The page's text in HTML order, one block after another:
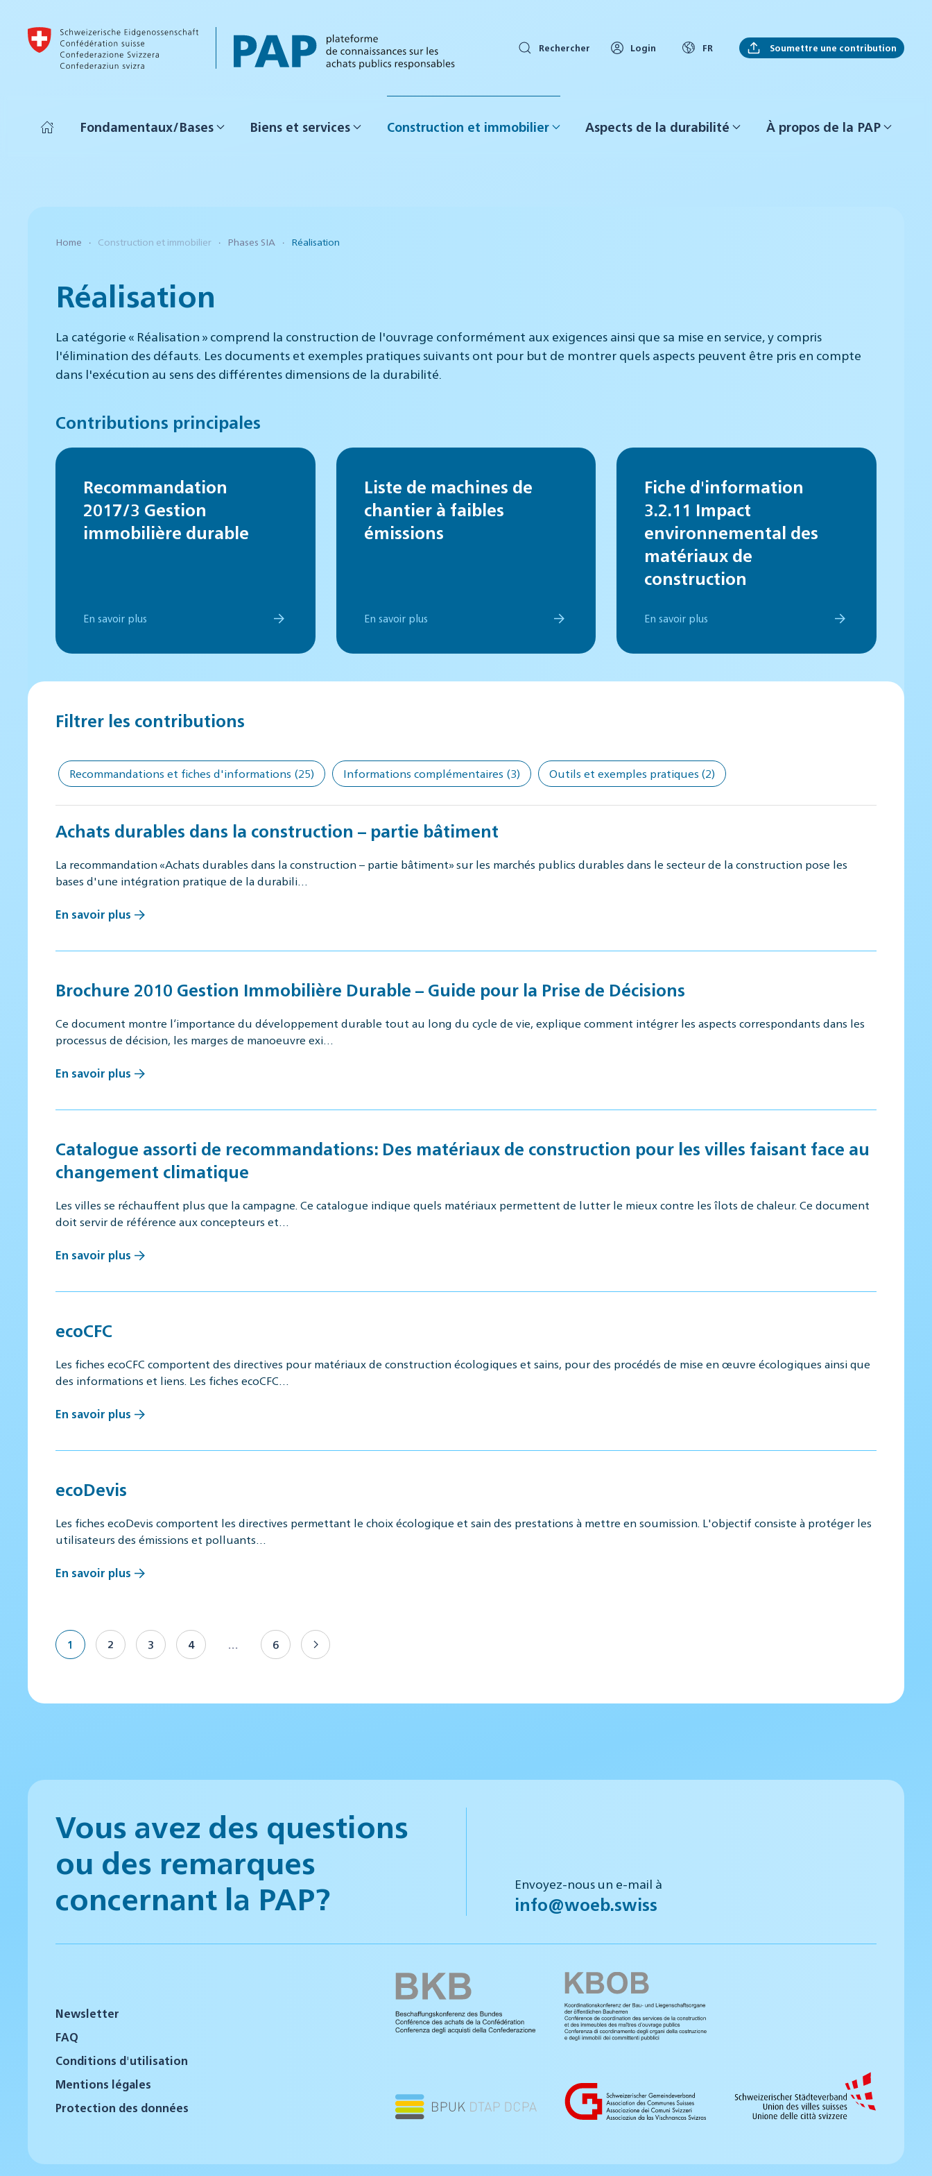
Accéder au contenu principal
Rechercher Login FR Soumettre une contribution
Fondamentaux/Bases Biens et services Construction et immobilier Aspects de la durabilité À propos de la PAP
Home Construction et immobilier Phases SIA Réalisation
Réalisation
La catégorie « Réalisation » comprend la construction de l'ouvrage conformément aux exigences ainsi que sa mise en service, y compris
l'élimination des défauts. Les documents et exemples pratiques suivants ont pour but de montrer quels aspects peuvent être pris en compte
dans l'exécution au sens des différentes dimensions de la durabilité.
Contributions principales
Recommandation
2017/3 Gestion
immobilière durable
En savoir plus
Liste de machines de
chantier à faibles
émissions
En savoir plus
Fiche d'information
3.2.11 Impact
environnemental des
matériaux de
construction
En savoir plus
Filtrer les contributions
Recommandations et fiches d'informations (25) Informations complémentaires (3) Outils et exemples pratiques (2)
Achats durables dans la construction – partie bâtiment
La recommandation «Achats durables dans la construction – partie bâtiment» sur les marchés publics durables dans le secteur de la construction pose les
bases d'une intégration pratique de la durabili…
En savoir plus
Brochure 2010 Gestion Immobilière Durable – Guide pour la Prise de Décisions
Ce document montre l‘importance du développement durable tout au long du cycle de vie, explique comment intégrer les aspects correspondants dans les
processus de décision, les marges de manoeuvre exi…
En savoir plus
Catalogue assorti de recommandations: Des matériaux de construction pour les villes faisant face au
changement climatique
Les villes se réchauffent plus que la campagne. Ce catalogue indique quels matériaux permettent de lutter le mieux contre les îlots de chaleur. Ce document
doit servir de référence aux concepteurs et…
En savoir plus
ecoCFC
Les fiches ecoCFC comportent des directives pour matériaux de construction écologiques et sains, pour des procédés de mise en œuvre écologiques ainsi que
des informations et liens. Les fiches ecoCFC…
En savoir plus
ecoDevis
Les fiches ecoDevis comportent les directives permettant le choix écologique et sain des prestations à mettre en soumission. L'objectif consiste à protéger les
utilisateurs des émissions et polluants…
En savoir plus
1 2 3 4 6
Vous avez des questions
ou des remarques
concernant la PAP?
Envoyez-nous un e-mail à
info@woeb.swiss
Newsletter
FAQ
Conditions d'utilisation
Mentions légales
Protection des données